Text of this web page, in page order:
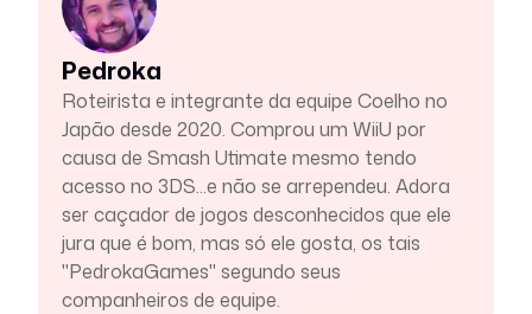
Pedroka
Roteirista e integrante da equipe Coelho no
Japão desde 2020. Comprou um WiiU por
causa de Smash Utimate mesmo tendo
acesso no 3DS...e não se arrependeu. Adora
ser caçador de jogos desconhecidos que ele
jura que é bom, mas só ele gosta, os tais
"PedrokaGames" segundo seus
companheiros de equipe.